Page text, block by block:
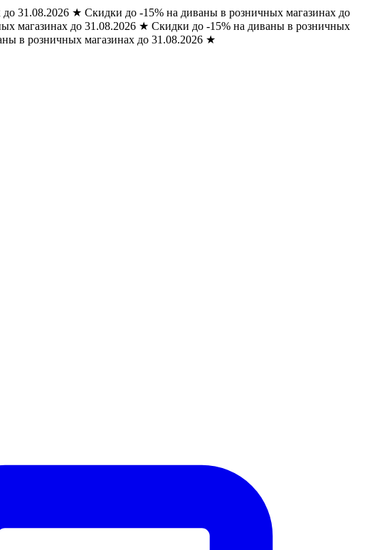
31.08.2026 ★ Скидки до -15% на диваны в розничных магазинах до
магазинах до 31.08.2026 ★ Скидки до -15% на диваны в розничных
в розничных магазинах до 31.08.2026 ★